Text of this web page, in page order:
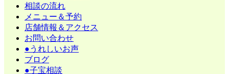
相談の流れ
メニュー＆予約
店舗情報＆アクセス
お問い合わせ
●うれしいお声
ブログ
●子宝相談